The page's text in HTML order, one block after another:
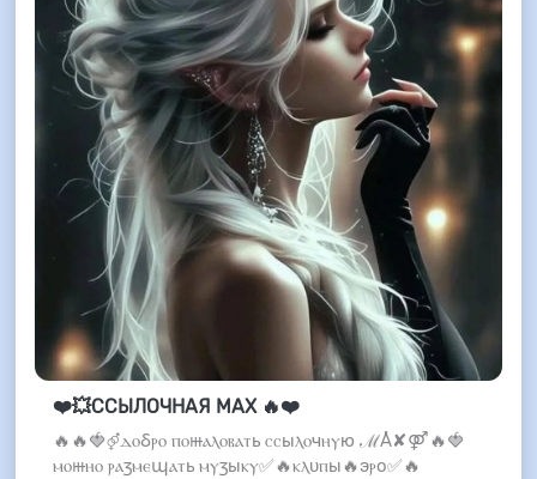
❤️💥ССЫЛОЧНАЯ МАХ 🔥❤️
🔥🔥🍓⚤ⲇⲟⳝⲣⲟ ⲡⲟⲿⲁⲗⲟⲃⲁⲧь ⲥⲥыⲗⲟчⲏⲩю ℳÅ✘⚤🔥🍓
ⲙⲟⲿⲏⲟ ⲣⲁⳅⲙⲉպⲁⲧь ⲙⲩⳅыⲕⲩ✅🔥ⲕⲗυⲡы🔥эⲣо✅🔥